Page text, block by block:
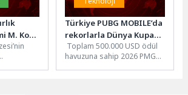
Türkiye PUBG MOBILE’da
rekorlarla Dünya Kupası
yolunda
Toplam 500.000 USD ödül
havuzuna sahip 2026 PMGO